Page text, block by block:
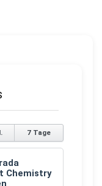
7 Tage
Chemistry